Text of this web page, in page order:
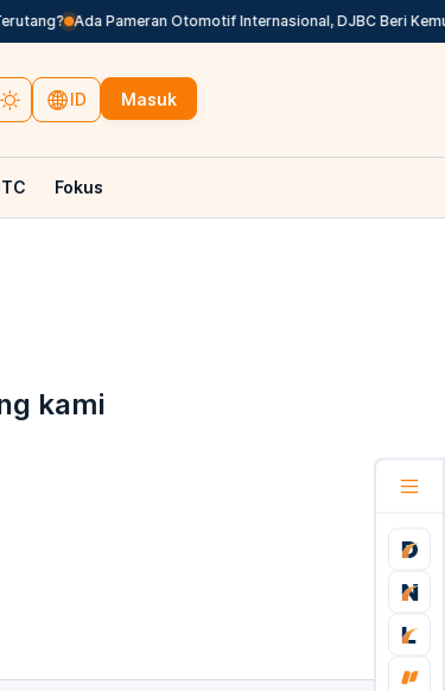
Ada Pameran Otomotif Internasional, DJBC Beri
ID Masuk
Fokus
kami